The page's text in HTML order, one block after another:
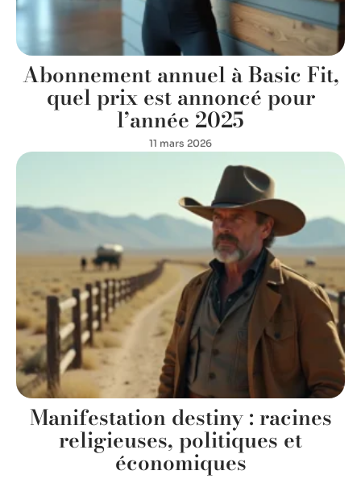
Abonnement annuel à Basic Fit,
quel prix est annoncé pour
l’année 2025
11 mars 2026
Manifestation destiny : racines
religieuses, politiques et
économiques